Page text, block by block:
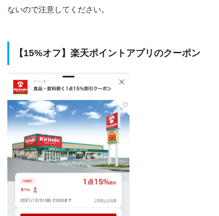
ないので注意してください。
【15%オフ】楽天ポイントアプリのクーポン